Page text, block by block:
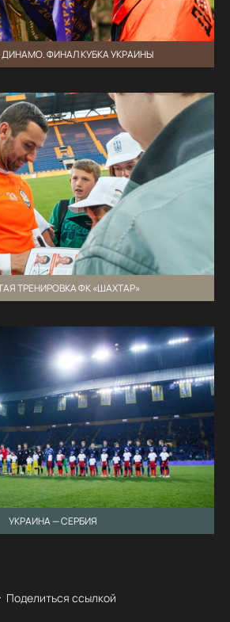
ФИНАЛ КУБКА УКРАИНЫ
ТРЕНИРОВКА ФК «ШАХТАР»
УКРАИНА — СЕРБИЯ
Поделиться ссылкой